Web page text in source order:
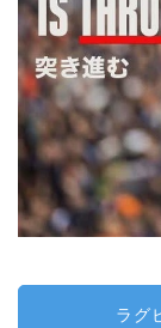
ラグ